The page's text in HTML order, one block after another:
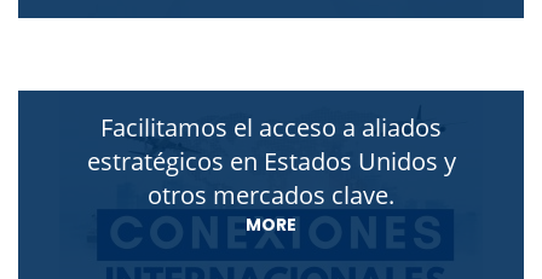
Facilitamos el acceso a aliados
estratégicos en Estados Unidos y
otros mercados clave.
MORE